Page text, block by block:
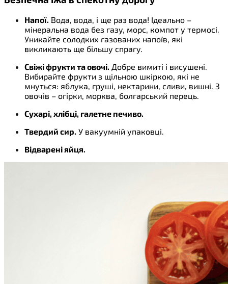
Напої. Вода, вода, і ще раз вода! Ідеально –
мінеральна вода без газу, морс, компот у термосі.
Уникайте солодких газованих напоїв, які
викликають ще більшу спрагу.
Свіжі фрукти та овочі. Добре вимиті і висушені.
Вибирайте фрукти з щільною шкіркою, які не
мнуться: яблука, груші, нектарини, сливи, вишні. З
овочів – огірки, морква, болгарський перець.
Сухарі, хлібці, галетне печиво.
Твердий сир. У вакуумній упаковці.
Відварені яйця.